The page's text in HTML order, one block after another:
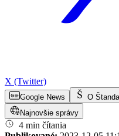
X (Twitter)
Google News O
Najnovšie správy
4 min čítania